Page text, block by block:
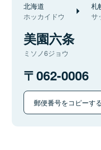
北海道
ホッカイドウ
札
サ
美園六条
ミソノ6ジョウ
062-0006
郵便番号をコピーす